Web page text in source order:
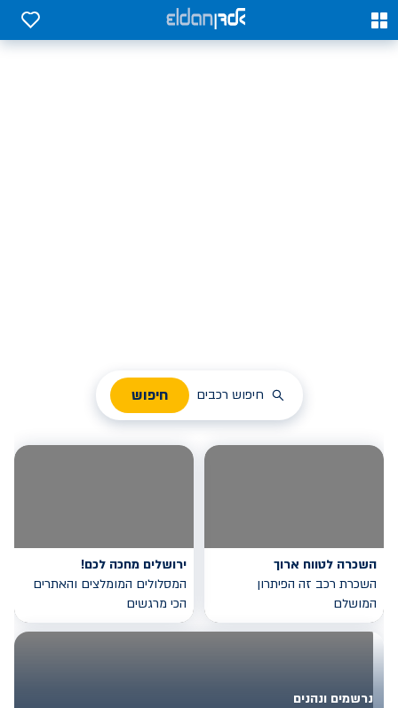
0
0
חיפוש רכבים חיפוש
השכרה לטווח ארוך
השכרת רכב זה הפיתרון
המושלם
ירושלים מחכה לכם!
המסלולים המומלצים והאתרים
הכי מרגשים
נרשמים ונהנים